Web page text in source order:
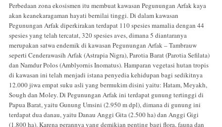
Perbedaan zona ekosismen itu membuat kawasan Pegunungan Arfak kaya
akan keanekaragaman hayati bernilai tinggi. Di dalam kawasan
Pegunungan Arfak diperkirakan terdapat 110 spesies mamalia dengan 44
spesies yang telah tercatat, 320 spesies aves, dimana 5 diantaranya
merupakan satwa endemik di kawasan Pegunungan Arfak – Tambrauw
seperti Cenderawasih Arfak (Astrapia Nigra), Parotia Barat (Parotia Sefilata)
dan Namdur Polos (Amblyornis Inomatus). Hamparan vegetasi hutan tropis
di kawasan ini telah menjadi istana penyedia kehidupan bagi sedikitnya
12.000 jiwa empat suku asli yang bermukim disini yaitu: Hatam, Meyakh,
Sough dan Moley. Di Pegunungan Arfak ini terdapat gunung tertinggi di
Papua Barat, yaitu Gunung Umsini (2.950 m dpl), dimana di gunung ini
terdapat dua danau, yaitu Danau Anggi Gita (2.500 ha) dan Anggi Gigi
(1.800 ha). Karena perannya yang demikian penting bagi flora, fauna dan